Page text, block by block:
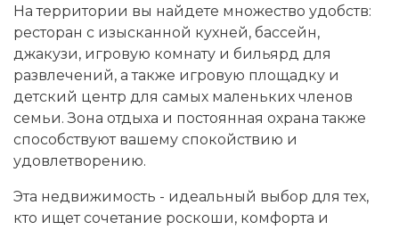
На территории вы найдете множество удобств:
ресторан с изысканной кухней, бассейн,
джакузи, игровую комнату и бильярд для
развлечений, а также игровую площадку и
детский центр для самых маленьких членов
семьи. Зона отдыха и постоянная охрана также
способствуют вашему спокойствию и
удовлетворению.
Эта недвижимость - идеальный выбор для тех,
кто ищет сочетание роскоши, комфорта и